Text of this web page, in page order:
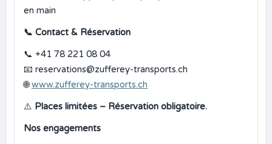
en main
📞 Contact & Réservation
📞 +41 78 221 08 04
📧 reservations@zufferey-transports.ch
🌐 www.zufferey-transports.ch
⚠️ Places limitées – Réservation obligatoire.
Nos engagements